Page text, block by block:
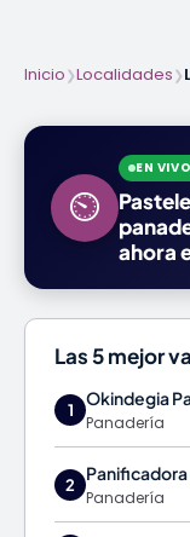
Inicio❯Localidades❯
⏲
EN
ahora
Las 5 mejor
1
Okindegia
Panadería
2
Panificadora
Panadería